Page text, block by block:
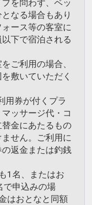
を問わず、ベッ
なる場合もあり
ース等の客室に
下で宿泊される
ご利用の場合、
敷いていただく
用券が付くプラ
ッサージ代・コ
金にあたるもの
せん。ご利用に
返金または釣銭
1名、またはお
で申込みの場
はおとなと同額